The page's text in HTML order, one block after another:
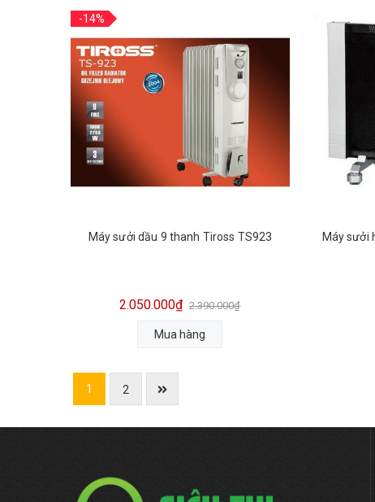
-14%
Máy sưởi dầu 9 thanh Tiross TS923
2.050.000₫ 2.390.000₫
Mua hàng
Máy sưởi
1 2